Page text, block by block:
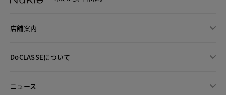
店舗案内
DoCLASSEについて
ニュース